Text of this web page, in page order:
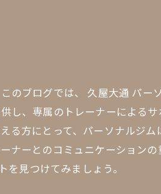
のブログでは、 久屋大通 パー
し、専属のトレーナーによる
る方にとって、パーソナルジム
ナーとのコミュニケーション
見つけてみましょう。